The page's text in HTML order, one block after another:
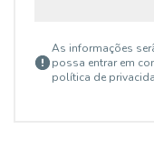
As informações
possa entrar em
política de